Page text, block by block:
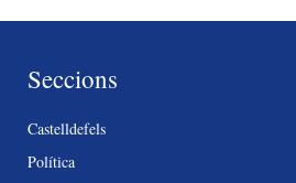
Seccions
Castelldefels
Política